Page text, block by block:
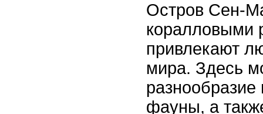
Остров Сен-
коралловыми
привлекают
мира. Здесь
фауны, а